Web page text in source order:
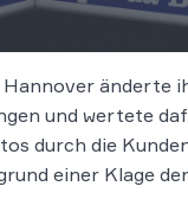
Hannover änderte
und wertete
durch die
einer Klage der